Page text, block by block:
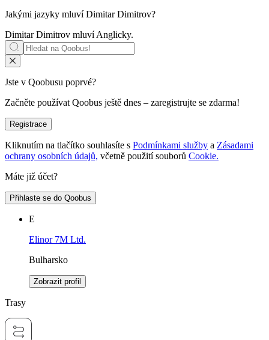
Jakými jazyky mluvíDimitar Dimitrov?
Dimitar Dimitrov mluvíAnglicky.
Jste v Qoobusu poprvé?
Začněte používat Qoobus ještě dnes – zaregistrujte se zdarma!
Registrace
Kliknutím na tlačítko souhlasíte s Podmínkami služby a Zásadami
ochrany osobních údajů, včetně použití souborů Cookie.
Máte již účet?
Přihlaste se do Qoobus
E
Elinor 7M Ltd.
Bulharsko
Zobrazit profil
Trasy